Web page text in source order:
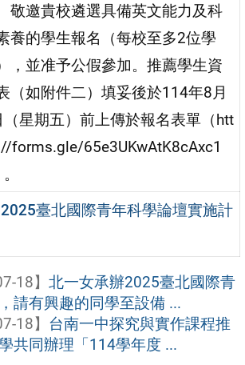
敬邀貴校遴選具備英文能力及科
養的學生報名（每校至多2位學
，並准予公假參加。推薦學生資
（如附件二）填妥後於114年8月
（星期五）前上傳於報名表單（htt
forms.gle/65e3UKwAtK8cAxc1
2025臺北國際青年科學論壇實施計
18】 北一女承辦2025臺北國際青
請有興趣的同學至設備 ...
18】 台南一中探究與實作課程推
共同辦理「114學年度 ...